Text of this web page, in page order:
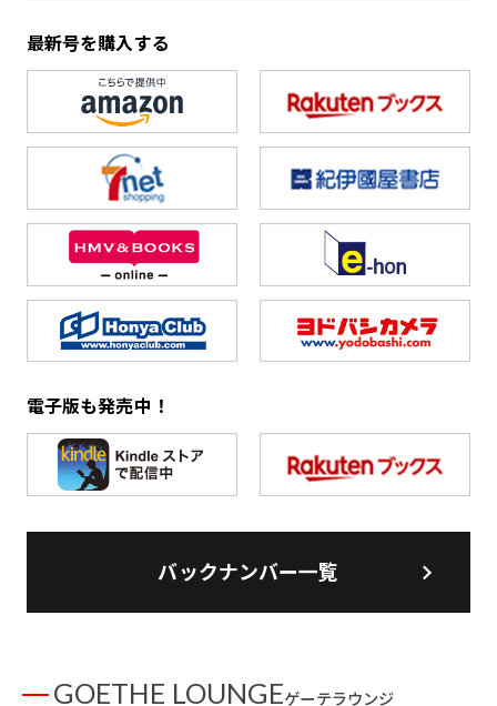
最新号を購入する
電子版も発売中！
バックナンバー一覧
GOETHE LOUNGEゲーテラウンジ